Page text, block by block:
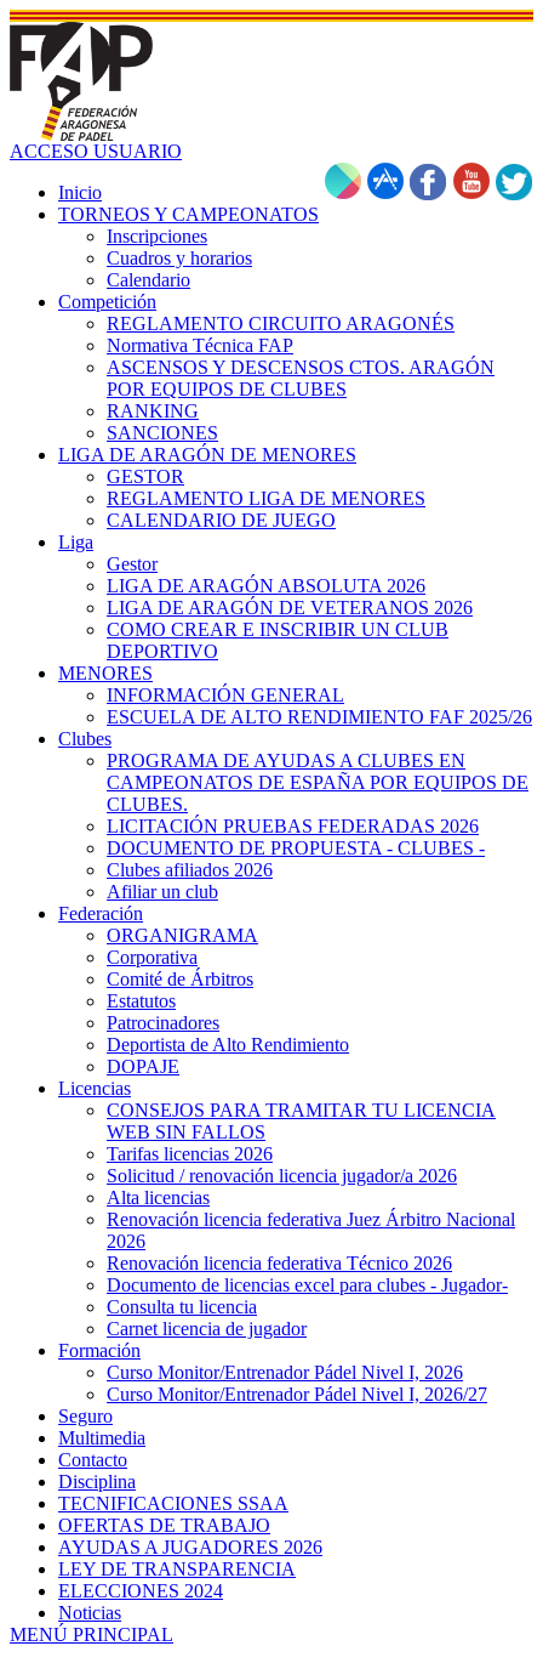
ACCESO USUARIO
Inicio
TORNEOS Y CAMPEONATOS
Inscripciones
Cuadros y horarios
Calendario
Competición
REGLAMENTO CIRCUITO ARAGONÉS
Normativa Técnica FAP
ASCENSOS Y DESCENSOS CTOS. ARAGÓN
POR EQUIPOS DE CLUBES
RANKING
SANCIONES
LIGA DE ARAGÓN DE MENORES
GESTOR
REGLAMENTO LIGA DE MENORES
CALENDARIO DE JUEGO
Liga
Gestor
LIGA DE ARAGÓN ABSOLUTA 2026
LIGA DE ARAGÓN DE VETERANOS 2026
COMO CREAR E INSCRIBIR UN CLUB
DEPORTIVO
MENORES
INFORMACIÓN GENERAL
ESCUELA DE ALTO RENDIMIENTO FAF 2025/26
Clubes
PROGRAMA DE AYUDAS A CLUBES EN
CAMPEONATOS DE ESPAÑA POR EQUIPOS DE
CLUBES.
LICITACIÓN PRUEBAS FEDERADAS 2026
DOCUMENTO DE PROPUESTA - CLUBES -
Clubes afiliados 2026
Afiliar un club
Federación
ORGANIGRAMA
Corporativa
Comité de Árbitros
Estatutos
Patrocinadores
Deportista de Alto Rendimiento
DOPAJE
Licencias
CONSEJOS PARA TRAMITAR TU LICENCIA
WEB SIN FALLOS
Tarifas licencias 2026
Solicitud / renovación licencia jugador/a 2026
Alta licencias
Renovación licencia federativa Juez Árbitro Nacional
2026
Renovación licencia federativa Técnico 2026
Documento de licencias excel para clubes - Jugador-
Consulta tu licencia
Carnet licencia de jugador
Formación
Curso Monitor/Entrenador Pádel Nivel I, 2026
Curso Monitor/Entrenador Pádel Nivel I, 2026/27
Seguro
Multimedia
Contacto
Disciplina
TECNIFICACIONES SSAA
OFERTAS DE TRABAJO
AYUDAS A JUGADORES 2026
LEY DE TRANSPARENCIA
ELECCIONES 2024
Noticias
MENÚ PRINCIPAL